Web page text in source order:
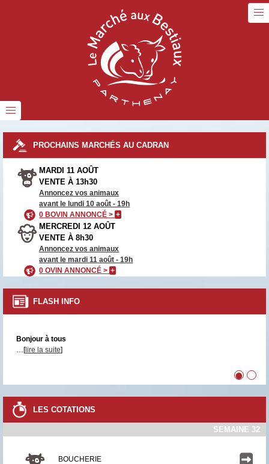
PROCHAINS MARCHÉS AU CADRAN
MARDI 11 AOÛT
VENTE À 13h30
Annoncez vos animaux
avant le lundi 10 août - 19h
0 BOVIN ANNONCÉ >+
MERCREDI 12 AOÛT
VENTE À 8h30
Annoncez vos animaux
avant le mardi 11 août - 19h
0 OVIN ANNONCÉ >+
FLASH INFO
Bonjour à tous
…[lire la suite]
••
LES COTATIONS
SEMAINE 32
BOUCHERIE